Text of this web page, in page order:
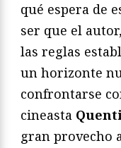
qué espera de
ser que el
las reglas
un horizonte
confrontarse
cineasta
gran provecho